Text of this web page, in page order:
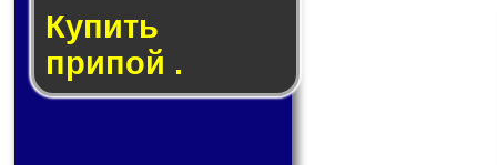
Купить
припой .